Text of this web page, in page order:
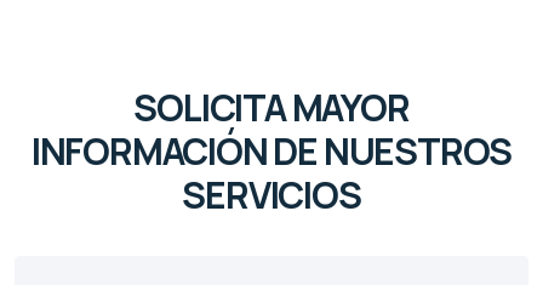
SOLICITA MAYOR
INFORMACIÓN DE NUESTROS
SERVICIOS